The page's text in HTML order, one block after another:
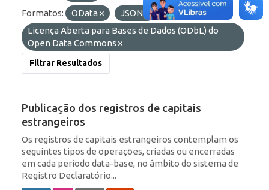
Formatos:
OData JSON
Licenças:
Licença Aberta para Bases de Dados (ODbL) do
Open Data Commons
Filtrar Resultados
Publicação dos registros de capitais
estrangeiros
Os registros de capitais estrangeiros contemplam os
seguintes tipos de operações, criadas ou encerradas
em cada período data-base, no âmbito do sistema de
Registro Declaratório...